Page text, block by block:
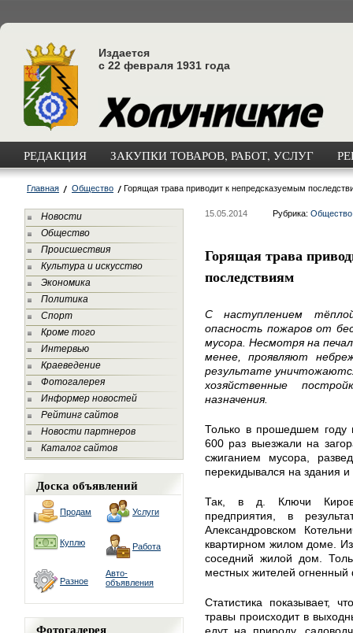
Издается
с 22 февраля 1931 года
РЕДАКЦИЯ ЗАКУПКИ ТОВАРОВ, РАБОТ, УСЛУГ
Главная Общество Горящая трава приводит к непредсказуемым
Новости
Общество
Происшествия
Культура и искусство
Экономика
Политика
Спорт
Кроме того
Интервью
Краеведение
Фотогалерея
Информер новостей
Рейтинг сайтов
Новости партнеров
Каталог сайтов
Доска объявлений
Продам Услуги
Куплю Работа
Разное
Авто-
объявления
Фотогалерея
15.05.2014 Рубрика: Общество
Горящая трава
последствиям
С наступлением
опасность пожаров от
мусора. Несмотря на
менее, проявляют
результате
хозяйственные
назначения.
Только в прошедшем году
600 раз выезжали на
сжиганием мусора,
перекидывался на здания
Так, в д. Ключи
предприятия, в
Александровском
квартирном жилом доме.
соседний жилой дом.
местных жителей огненный
Статистика показывает,
травы происходит в